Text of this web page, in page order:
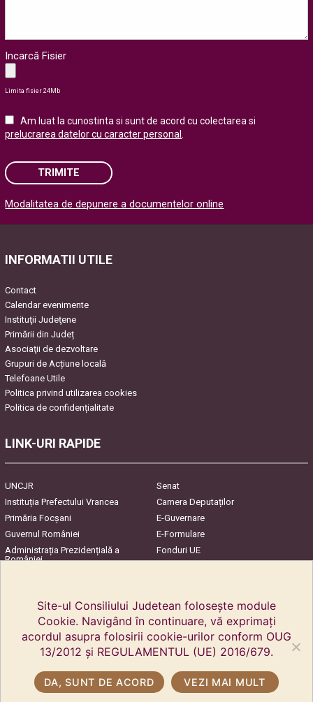
Incarcă Fisier
Limita fisier 24Mb
Am luat la cunostinta si sunt de acord cu colectarea si
prelucrarea datelor cu caracter personal
TRIMITE
Please leave this field empty.
Modalitatea de depunere a documentelor online
INFORMATII UTILE
Contact
Calendar evenimente
Instituţii Judeţene
Primării din Județ
Asociaţii de dezvoltare
Grupuri de Acțiune locală
Telefoane Utile
Politica privind utilizarea cookies
Politica de confidențialitate
LINK-URI RAPIDE
UNCJR
Senat
Instituția Prefectului Vrancea
Camera Deputaților
Primăria Focşani
E-Guvernare
Guvernul României
E-Formulare
Administrația Prezidențială a
României
Fonduri UE
Site-ul Consiliului Judetean folosește module
Cookie. Navigând în continuare, vă exprimați
acordul asupra folosirii cookie-urilor conform OUG
13/2012 și REGULAMENTUL (UE) 2016/679.
DA, SUNT DE ACORD VEZI MAI MULT